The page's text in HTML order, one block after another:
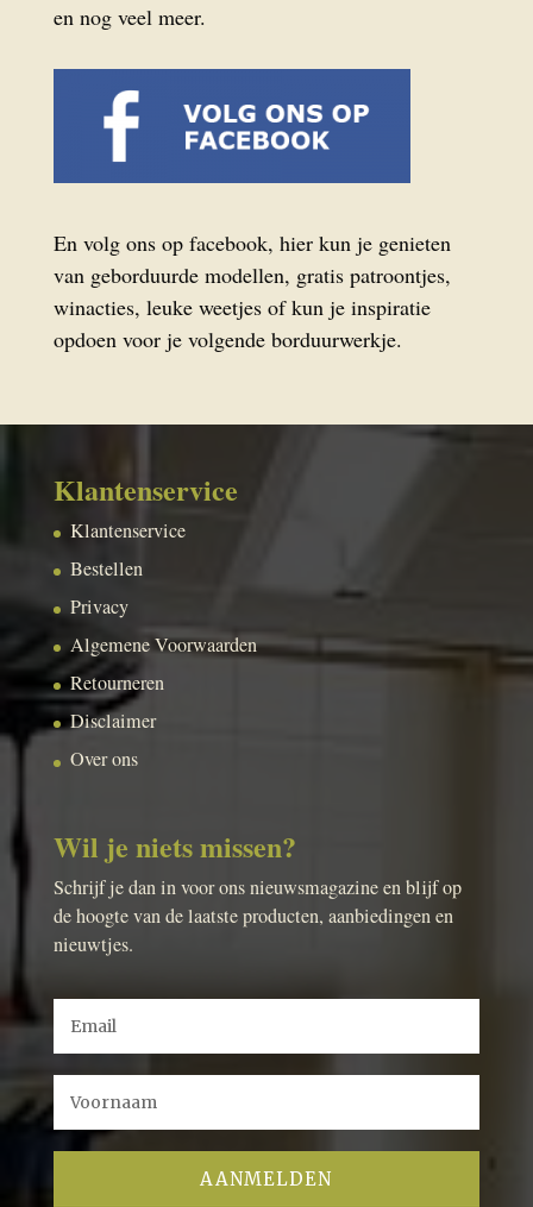
en nog veel meer.
En volg ons op facebook, hier kun je genieten
van geborduurde modellen, gratis patroontjes,
winacties, leuke weetjes of kun je inspiratie
opdoen voor je volgende borduurwerkje.
Klantenservice
Klantenservice
Bestellen
Privacy
Algemene Voorwaarden
Retourneren
Disclaimer
Over ons
Wil je niets missen?
Schrijf je dan in voor ons nieuwsmagazine en blijf op
de hoogte van de laatste producten, aanbiedingen en
nieuwtjes.